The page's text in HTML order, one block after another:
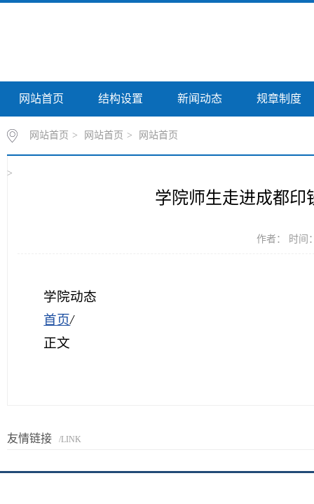
网站首页 结构设置 新闻动态 规章制度
网站首页 > 网站首页 > 网站首页
>
学院师生走进成都印
作者： 时间
学院动态
首页/
正文
友情链接 /LINK